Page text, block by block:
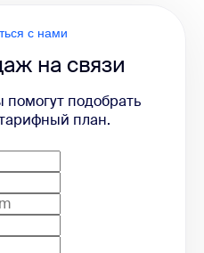
с нами
на связи
подобрать
план.